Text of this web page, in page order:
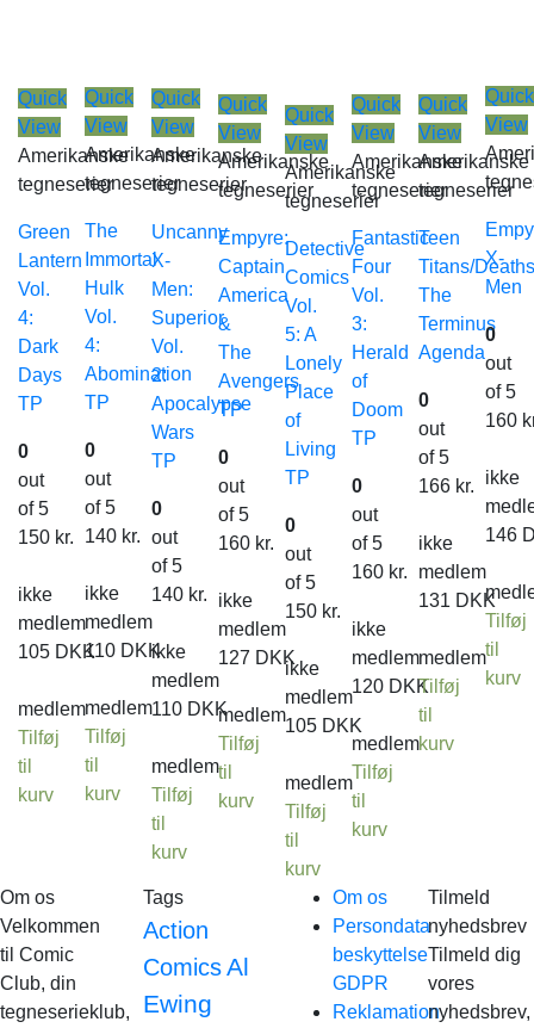
Quick
View
Amerikanske
tegneserier
Green
Lantern
Vol.
4:
Dark
Days
TP
0
out
of 5
150 kr.
ikke
medlem
105 DKK
medlem
Tilføj
til
kurv
Quick
View
Amerikanske
tegneserier
The
Immortal
Hulk
Vol.
4:
Abomination
TP
0
out
of 5
140 kr.
ikke
medlem
110 DKK
medlem
Tilføj
til
kurv
Quick
View
Amerikanske
tegneserier
Uncanny
X-
Men:
Superior
Vol.
2:
Apocalypse
Wars
TP
0
out
of 5
140 kr.
ikke
medlem
110 DKK
medlem
Tilføj
til
kurv
Quick
View
Amerikanske
tegneserier
Empyre:
Captain
America
&
The
Avengers
TP
0
out
of 5
160 kr.
ikke
medlem
127 DKK
medlem
Tilføj
til
kurv
Quick
View
Amerikanske
tegneserier
Detective
Comics
Vol.
5: A
Lonely
Place
of
Living
TP
0
out
of 5
150 kr.
ikke
medlem
105 DKK
medlem
Tilføj
til
kurv
Quick
View
Amerikanske
tegneserier
Fantastic
Four
Vol.
3:
Herald
of
Doom
TP
0
out
of 5
160 kr.
ikke
medlem
120 DKK
medlem
Tilføj
til
kurv
Quick
View
Amerikanske
tegneserier
Teen
Titans/
The
Terminus
Agenda
0
out
of 5
166 kr.
ikke
medlem
131 DKK
medlem
Tilføj
til
kurv
Quick
View
X-
Men
0
out
of 5
160
ikke
146
Tilføj
til
kurv
Om os
Velkommen
til Comic
Club, din
tegneserieklub,
Tags
Action
Comics Al
Ewing
Om os
Persondata
beskyttelse
GDPR
Reklamation
Tilmeld
nyhedsbrev
Tilmeld dig
vores
nyhedsbrev,